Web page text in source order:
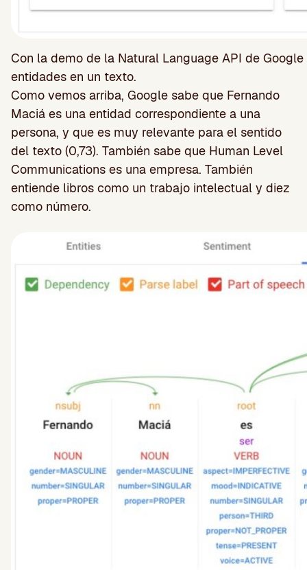
Con la demo de la Natural Language API de
entidades en un texto.
Como vemos arriba, Google sabe que Fernando
Maciá es una entidad correspondiente a una
persona, y que es muy relevante para el sentido
del texto (0,73). También sabe que Human Level
Communications es una empresa. También
entiende libros como un trabajo intelectual y diez
como número.